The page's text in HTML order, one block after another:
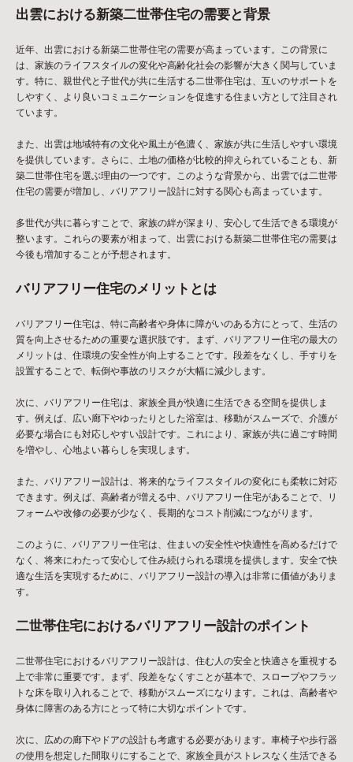
出雲における新築二世帯住宅の需要と背景
近年、出雲における新築二世帯住宅の需要が高まっています。この背景に
は、家族のライフスタイルの変化や高齢化社会の影響が大きく関与していま
す。特に、親世代と子世代が共に生活する二世帯住宅は、互いのサポートを
しやすく、より良いコミュニケーションを促進する住まい方として注目され
ています。
また、出雲は地域特有の文化や風土が色濃く、家族が共に生活しやすい環境
を提供しています。さらに、土地の価格が比較的抑えられていることも、新
築二世帯住宅を選ぶ理由の一つです。このような背景から、出雲では二世帯
住宅の需要が増加し、バリアフリー設計に対する関心も高まっています。
多世代が共に暮らすことで、家族の絆が深まり、安心して生活できる環境が
整います。これらの要素が相まって、出雲における新築二世帯住宅の需要は
今後も増加することが予想されます。
バリアフリー住宅のメリットとは
バリアフリー住宅は、特に高齢者や身体に障がいのある方にとって、生活の
質を向上させるための重要な選択肢です。まず、バリアフリー住宅の最大の
メリットは、住環境の安全性が向上することです。段差をなくし、手すりを
設置することで、転倒や事故のリスクが大幅に減少します。
次に、バリアフリー住宅は、家族全員が快適に生活できる空間を提供しま
す。例えば、広い廊下やゆったりとした浴室は、移動がスムーズで、介護が
必要な場合にも対応しやすい設計です。これにより、家族が共に過ごす時間
を増やし、心地よい暮らしを実現します。
また、バリアフリー設計は、将来的なライフスタイルの変化にも柔軟に対応
できます。例えば、高齢者が増える中、バリアフリー住宅があることで、リ
フォームや改修の必要が少なく、長期的なコスト削減につながります。
このように、バリアフリー住宅は、住まいの安全性や快適性を高めるだけで
なく、将来にわたって安心して住み続けられる環境を提供します。安全で快
適な生活を実現するために、バリアフリー設計の導入は非常に価値がありま
す。
二世帯住宅におけるバリアフリー設計のポイント
二世帯住宅におけるバリアフリー設計は、住む人の安全と快適さを重視する
上で非常に重要です。まず、段差をなくすことが基本で、スロープやフラッ
トな床を取り入れることで、移動がスムーズになります。これは、高齢者や
身体に障害のある方にとって特に大切なポイントです。
次に、広めの廊下やドアの設計も考慮する必要があります。車椅子や歩行器
の使用を想定した間取りにすることで、家族全員がストレスなく生活できる